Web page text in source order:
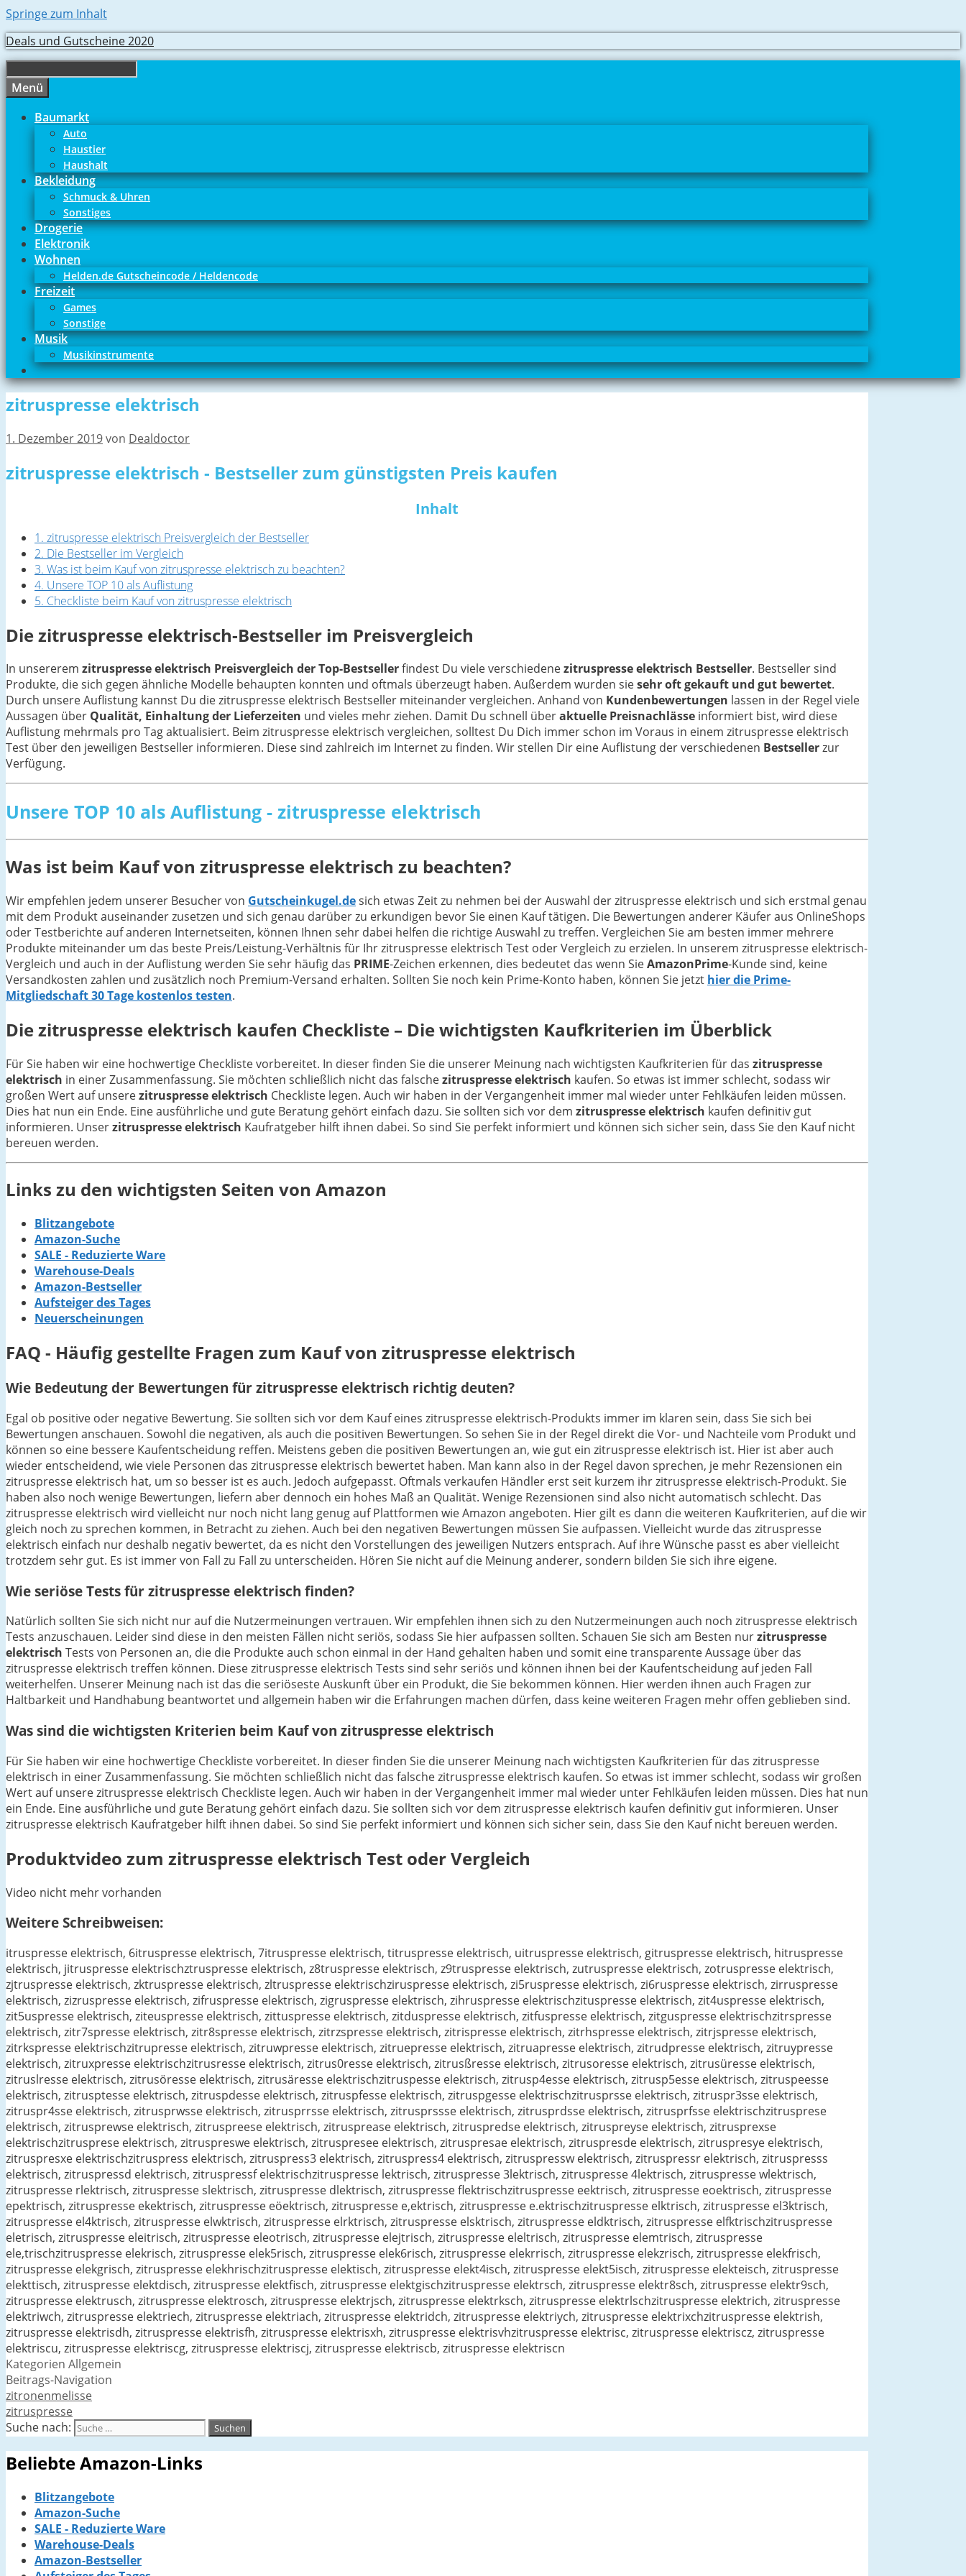
Springe zum Inhalt
Deals und Gutscheine 2020
Menü
Baumarkt
Auto
Haustier
Haushalt
Bekleidung
Schmuck & Uhren
Sonstiges
Drogerie
Elektronik
Wohnen
Helden.de Gutscheincode / Heldencode
Freizeit
Games
Sonstige
Musik
Musikinstrumente
zitruspresse elektrisch
1. Dezember 2019von Dealdoctor
zitruspresse elektrisch - Bestseller zum günstigsten Preis kaufen
Inhalt
1. zitruspresse elektrisch Preisvergleich der Bestseller
2. Die Bestseller im Vergleich
3. Was ist beim Kauf von zitruspresse elektrisch zu beachten?
4. Unsere TOP 10 als Auflistung
5. Checkliste beim Kauf von zitruspresse elektrisch
Die zitruspresse elektrisch-Bestseller im Preisvergleich
In unsererem zitruspresse elektrisch Preisvergleich der Top-Bestsellerfindest Du viele verschiedenezitruspresse elektrisch Bestseller. Bestseller sind
Produkte, die sich gegen ähnliche Modelle behaupten konnten und oftmals überzeugt haben. Außerdem wurden siesehr oft gekauft und gut bewertet.
Durch unsere Auflistung kannst Du die zitruspresse elektrisch Bestseller miteinander vergleichen. Anhand von Kundenbewertungen lassen in der Regel viele
Aussagen über Qualität, Einhaltung der Lieferzeiten und vieles mehr ziehen. Damit Du schnell überaktuelle Preisnachlässe informiert bist, wird diese
Auflistung mehrmals pro Tag aktualisiert. Beim zitruspresse elektrisch vergleichen, solltest Du Dich immer schon im Voraus in einem zitruspresse elektrisch
Test über den jeweiligen Bestseller informieren. Diese sind zahlreich im Internet zu finden. Wir stellen Dir eine Auflistung der verschiedenen Bestsellerzur
Verfügung.
Unsere TOP 10 als Auflistung - zitruspresse elektrisch
Was ist beim Kauf von zitruspresse elektrisch zu beachten?
Wir empfehlen jedem unserer Besucher von Gutscheinkugel.desich etwas Zeit zu nehmen bei der Auswahl der zitruspresse elektrisch und sich erstmal genau
mit dem Produkt auseinander zusetzen und sich genau darüber zu erkundigen bevor Sie einen Kauf tätigen. Die Bewertungen anderer Käufer aus OnlineShops
oder Testberichte auf anderen Internetseiten, können Ihnen sehr dabei helfen die richtige Auswahl zu treffen. Vergleichen Sie am besten immer mehrere
Produkte miteinander um das beste Preis/Leistung-Verhältnis für Ihr zitruspresse elektrisch Test oder Vergleich zu erzielen. In unserem zitruspresse elektrisch-
Vergleich und auch in der Auflistung werden Sie sehr häufig das PRIME-Zeichen erkennen, dies bedeutet das wenn SieAmazonPrime-Kunde sind, keine
Versandkosten zahlen und zusätzlich noch Premium-Versand erhalten. Sollten Sie noch kein Prime-Konto haben, können Sie jetzt hier die Prime-
Mitgliedschaft 30 Tage kostenlos testen.
Diezitruspresse elektrisch kaufen Checkliste – Die wichtigsten Kaufkriterien im Überblick
Für Sie haben wir eine hochwertige Checkliste vorbereitet. In dieser finden Sie die unserer Meinung nach wichtigsten Kaufkriterien für das zitruspresse
elektrisch in einer Zusammenfassung. Sie möchten schließlich nicht das falschezitruspresse elektrisch kaufen. So etwas ist immer schlecht, sodass wir
großen Wert auf unserezitruspresse elektrisch Checkliste legen. Auch wir haben in der Vergangenheit immer mal wieder unter Fehlkäufen leiden müssen.
Dies hat nun ein Ende. Eine ausführliche und gute Beratung gehört einfach dazu. Sie sollten sich vor dem zitruspresse elektrisch kaufen definitiv gut
informieren. Unserzitruspresse elektrisch Kaufratgeber hilft ihnen dabei. So sind Sie perfekt informiert und können sich sicher sein, dass Sie den Kauf nicht
bereuen werden.
Links zu den wichtigsten Seiten von Amazon
Blitzangebote
Amazon-Suche
SALE - Reduzierte Ware
Warehouse-Deals
Amazon-Bestseller
Aufsteiger des Tages
Neuerscheinungen
FAQ - Häufig gestellte Fragen zum Kauf von zitruspresse elektrisch
Wie Bedeutung der Bewertungen für zitruspresse elektrisch richtig deuten?
Egal ob positive oder negative Bewertung. Sie sollten sich vor dem Kauf eines zitruspresse elektrisch-Produkts immer im klaren sein, dass Sie sich bei
Bewertungen anschauen. Sowohl die negativen, als auch die positiven Bewertungen. So sehen Sie in der Regel direkt die Vor- und Nachteile vom Produkt und
können so eine bessere Kaufentscheidung reffen. Meistens geben die positiven Bewertungen an, wie gut ein zitruspresse elektrisch ist. Hier ist aber auch
wieder entscheidend, wie viele Personen das zitruspresse elektrisch bewertet haben. Man kann also in der Regel davon sprechen, je mehr Rezensionen ein
zitruspresse elektrisch hat, um so besser ist es auch. Jedoch aufgepasst. Oftmals verkaufen Händler erst seit kurzem ihr zitruspresse elektrisch-Produkt. Sie
haben also noch wenige Bewertungen, liefern aber dennoch ein hohes Maß an Qualität. Wenige Rezensionen sind also nicht automatisch schlecht. Das
zitruspresse elektrisch wird vielleicht nur noch nicht lang genug auf Plattformen wie Amazon angeboten. Hier gilt es dann die weiteren Kaufkriterien, auf die wir
gleich noch zu sprechen kommen, in Betracht zu ziehen. Auch bei den negativen Bewertungen müssen Sie aufpassen. Vielleicht wurde das zitruspresse
elektrisch einfach nur deshalb negativ bewertet, da es nicht den Vorstellungen des jeweiligen Nutzers entsprach. Auf ihre Wünsche passt es aber vielleicht
trotzdem sehr gut. Es ist immer von Fall zu Fall zu unterscheiden. Hören Sie nicht auf die Meinung anderer, sondern bilden Sie sich ihre eigene.
Wie seriöse Tests für zitruspresse elektrisch finden?
Natürlich sollten Sie sich nicht nur auf die Nutzermeinungen vertrauen. Wir empfehlen ihnen sich zu den Nutzermeinungen auch noch zitruspresse elektrisch
Tests anzuschauen. Leider sind diese in den meisten Fällen nicht seriös, sodass Sie hier aufpassen sollten. Schauen Sie sich am Besten nurzitruspresse
elektrisch Tests von Personen an, die die Produkte auch schon einmal in der Hand gehalten haben und somit eine transparente Aussage über das
zitruspresse elektrisch treffen können. Diese zitruspresse elektrisch Tests sind sehr seriös und können ihnen bei der Kaufentscheidung auf jeden Fall
weiterhelfen. Unserer Meinung nach ist das die seriöseste Auskunft über ein Produkt, die Sie bekommen können. Hier werden ihnen auch Fragen zur
Haltbarkeit und Handhabung beantwortet und allgemein haben wir die Erfahrungen machen dürfen, dass keine weiteren Fragen mehr offen geblieben sind.
Was sind die wichtigsten Kriterien beim Kauf von zitruspresse elektrisch
Für Sie haben wir eine hochwertige Checkliste vorbereitet. In dieser finden Sie die unserer Meinung nach wichtigsten Kaufkriterien für das zitruspresse
elektrisch in einer Zusammenfassung. Sie möchten schließlich nicht das falsche zitruspresse elektrisch kaufen. So etwas ist immer schlecht, sodass wir großen
Wert auf unsere zitruspresse elektrisch Checkliste legen. Auch wir haben in der Vergangenheit immer mal wieder unter Fehlkäufen leiden müssen. Dies hat nun
ein Ende. Eine ausführliche und gute Beratung gehört einfach dazu. Sie sollten sich vor dem zitruspresse elektrisch kaufen definitiv gut informieren. Unser
zitruspresse elektrisch Kaufratgeber hilft ihnen dabei. So sind Sie perfekt informiert und können sich sicher sein, dass Sie den Kauf nicht bereuen werden.
Produktvideo zum zitruspresse elektrisch Test oder Vergleich
Video nicht mehr vorhanden
Weitere Schreibweisen:
itruspresse elektrisch, 6itruspresse elektrisch, 7itruspresse elektrisch, titruspresse elektrisch, uitruspresse elektrisch, gitruspresse elektrisch, hitruspresse
elektrisch, jitruspresse elektrischztruspresse elektrisch, z8truspresse elektrisch, z9truspresse elektrisch, zutruspresse elektrisch, zotruspresse elektrisch,
zjtruspresse elektrisch, zktruspresse elektrisch, zltruspresse elektrischziruspresse elektrisch, zi5ruspresse elektrisch, zi6ruspresse elektrisch, zirruspresse
elektrisch, zizruspresse elektrisch, zifruspresse elektrisch, zigruspresse elektrisch, zihruspresse elektrischzituspresse elektrisch, zit4uspresse elektrisch,
zit5uspresse elektrisch, ziteuspresse elektrisch, zittuspresse elektrisch, zitduspresse elektrisch, zitfuspresse elektrisch, zitguspresse elektrischzitrspresse
elektrisch, zitr7spresse elektrisch, zitr8spresse elektrisch, zitrzspresse elektrisch, zitrispresse elektrisch, zitrhspresse elektrisch, zitrjspresse elektrisch,
zitrkspresse elektrischzitrupresse elektrisch, zitruwpresse elektrisch, zitruepresse elektrisch, zitruapresse elektrisch, zitrudpresse elektrisch, zitruypresse
elektrisch, zitruxpresse elektrischzitrusresse elektrisch, zitrus0resse elektrisch, zitrusßresse elektrisch, zitrusoresse elektrisch, zitrusüresse elektrisch,
zitruslresse elektrisch, zitrusöresse elektrisch, zitrusäresse elektrischzitruspesse elektrisch, zitrusp4esse elektrisch, zitrusp5esse elektrisch, zitruspeesse
elektrisch, zitrusptesse elektrisch, zitruspdesse elektrisch, zitruspfesse elektrisch, zitruspgesse elektrischzitrusprsse elektrisch, zitruspr3sse elektrisch,
zitruspr4sse elektrisch, zitrusprwsse elektrisch, zitrusprrsse elektrisch, zitrusprssse elektrisch, zitrusprdsse elektrisch, zitrusprfsse elektrischzitrusprese
elektrisch, zitrusprewse elektrisch, zitruspreese elektrisch, zitrusprease elektrisch, zitruspredse elektrisch, zitruspreyse elektrisch, zitrusprexse
elektrischzitrusprese elektrisch, zitruspreswe elektrisch, zitruspresee elektrisch, zitruspresae elektrisch, zitruspresde elektrisch, zitruspresye elektrisch,
zitruspresxe elektrischzitruspress elektrisch, zitruspress3 elektrisch, zitruspress4 elektrisch, zitruspressw elektrisch, zitruspressr elektrisch, zitruspresss
elektrisch, zitruspressd elektrisch, zitruspressf elektrischzitruspresse lektrisch, zitruspresse 3lektrisch, zitruspresse 4lektrisch, zitruspresse wlektrisch,
zitruspresse rlektrisch, zitruspresse slektrisch, zitruspresse dlektrisch, zitruspresse flektrischzitruspresse eektrisch, zitruspresse eoektrisch, zitruspresse
epektrisch, zitruspresse ekektrisch, zitruspresse eöektrisch, zitruspresse e,ektrisch, zitruspresse e.ektrischzitruspresse elktrisch, zitruspresse el3ktrisch,
zitruspresse el4ktrisch, zitruspresse elwktrisch, zitruspresse elrktrisch, zitruspresse elsktrisch, zitruspresse eldktrisch, zitruspresse elfktrischzitruspresse
eletrisch, zitruspresse eleitrisch, zitruspresse eleotrisch, zitruspresse elejtrisch, zitruspresse eleltrisch, zitruspresse elemtrisch, zitruspresse
ele,trischzitruspresse elekrisch, zitruspresse elek5risch, zitruspresse elek6risch, zitruspresse elekrrisch, zitruspresse elekzrisch, zitruspresse elekfrisch,
zitruspresse elekgrisch, zitruspresse elekhrischzitruspresse elektisch, zitruspresse elekt4isch, zitruspresse elekt5isch, zitruspresse elekteisch, zitruspresse
elekttisch, zitruspresse elektdisch, zitruspresse elektfisch, zitruspresse elektgischzitruspresse elektrsch, zitruspresse elektr8sch, zitruspresse elektr9sch,
zitruspresse elektrusch, zitruspresse elektrosch, zitruspresse elektrjsch, zitruspresse elektrksch, zitruspresse elektrlschzitruspresse elektrich, zitruspresse
elektriwch, zitruspresse elektriech, zitruspresse elektriach, zitruspresse elektridch, zitruspresse elektriych, zitruspresse elektrixchzitruspresse elektrish,
zitruspresse elektrisdh, zitruspresse elektrisfh, zitruspresse elektrisxh, zitruspresse elektrisvhzitruspresse elektrisc, zitruspresse elektriscz, zitruspresse
elektriscu, zitruspresse elektriscg, zitruspresse elektriscj, zitruspresse elektriscb, zitruspresse elektriscn
Kategorien Allgemein
Beitrags-Navigation
zitronenmelisse
zitruspresse
Suche nach:
Beliebte Amazon-Links
Blitzangebote
Amazon-Suche
SALE - Reduzierte Ware
Warehouse-Deals
Amazon-Bestseller